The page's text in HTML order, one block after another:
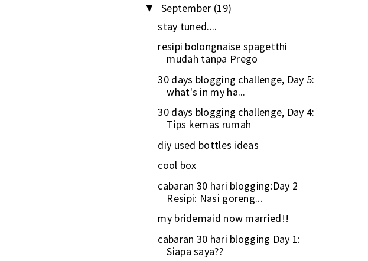
▼ September (19)
stay tuned....
resipi bolongnaise spagetthi
mudah tanpa Prego
30 days blogging challenge, Day 5:
what's in my ha...
30 days blogging challenge, Day 4:
Tips kemas rumah
diy used bottles ideas
cool box
cabaran 30 hari blogging:Day 2
Resipi: Nasi goreng...
my bridemaid now married!!
cabaran 30 hari blogging Day 1:
Siapa saya??